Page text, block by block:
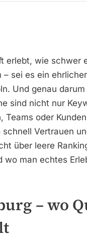
in
erlebt, wie schwer
– sei es ein
Und genau
sind nicht nur
Teams oder
Vertrauen
über leere
man echtes
– wo